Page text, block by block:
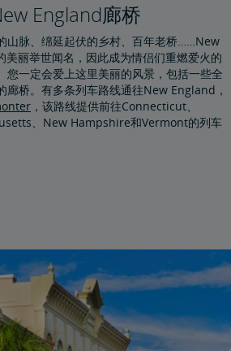
England廊桥
山脉、绵延起伏的乡村、百年老桥……New
美丽举世闻名，因此成为情侣们重燃爱火的
您一定会爱上这里美丽的风景，包括一些全
廊桥。有多条列车路线通往New England，
，该路线提供前往Connecticut、
、New Hampshire和Vermont的列车